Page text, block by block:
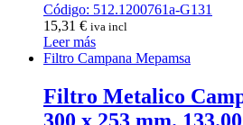
Código: 512.1200761a-G131
15,31 € iva incl
Leer más
Filtro Campana Mepamsa
Filtro Metalico
300 x 253 mm.